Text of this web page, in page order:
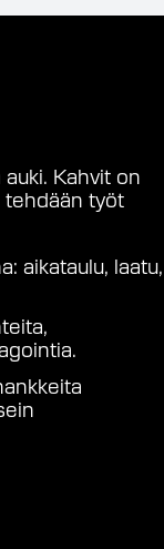
Kahvit on
tehdään työt
aikataulu, laatu,